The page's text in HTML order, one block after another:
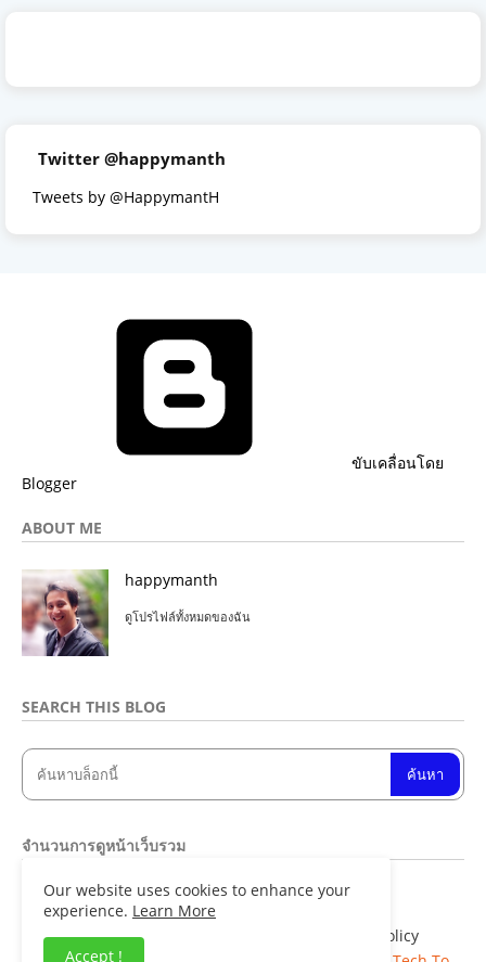
Twitter @happymanth
Tweets by @HappymantH
ขับเคลื่อนโดย
Blogger
ABOUT ME
happymanth
ดูโปรไฟล์ทั้งหมดของฉัน
SEARCH THIS BLOG
จำนวนการดูหน้าเว็บรวม
9092
Home
About
Privacy Policy
Our website uses cookies to enhance your
experience. Learn More
Accept !